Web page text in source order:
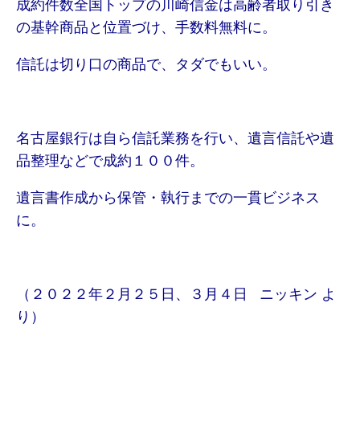
成約件数全国トップの川崎信金は高齢者取り引き
の基幹商品と位置づけ、手数料無料に。
信託は切り口の商品で、タダでもいい。
名古屋銀行は自ら信託業務を行い、遺言信託や遺
品整理などで成約１００件。
遺言書作成から保管・執行までの一貫ビジネス
に。
（２０２２年２月２５日、３月４日 ニッキン よ
り）